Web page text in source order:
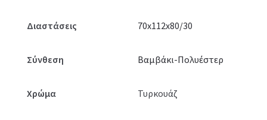
Διαστάσεις 70x112x80/30
Σύνθεση Βαμβάκι-Πολυέστερ
Χρώμα Τυρκουάζ